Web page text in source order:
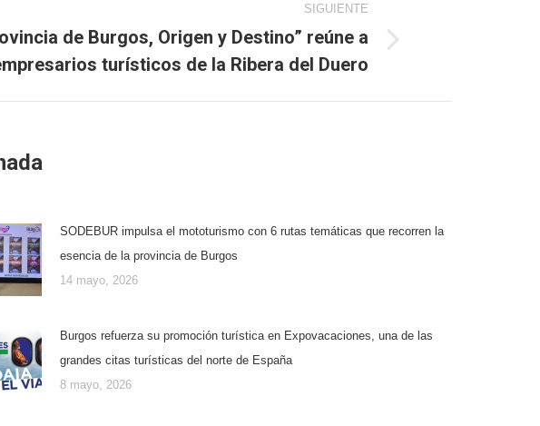
SIGUIENTE
de Burgos, Origen y Destino” reúne a
turísticos de la Ribera del Duero
SODEBUR impulsa el mototurismo con 6 rutas temáticas que recorren la
esencia de la provincia de Burgos
14 mayo, 2026
Burgos refuerza su promoción turística en Expovacaciones, una de las
grandes citas turísticas del norte de España
8 mayo, 2026